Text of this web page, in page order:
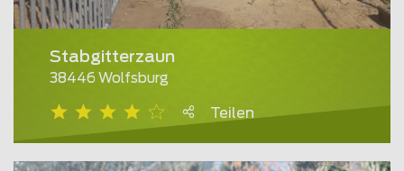
Stabgitterzaun
38446 Wolfsburg
Teilen